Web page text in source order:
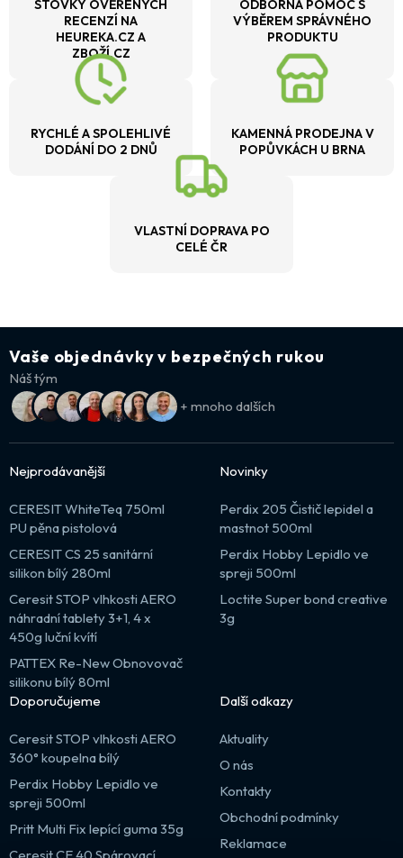
STOVKY OVĚŘENÝCH
RECENZÍ NA
HEUREKA.CZ A
ZBOŽÍ.CZ
ODBORNÁ POMOC S
VÝBĚREM SPRÁVNÉHO
PRODUKTU
RYCHLÉ A SPOLEHLIVÉ
DODÁNÍ DO 2 DNŮ
KAMENNÁ PRODEJNA V
POPŮVKÁCH U BRNA
VLASTNÍ DOPRAVA PO
CELÉ ČR
Vaše objednávky v bezpečných rukou
Náš tým
+ mnoho dalších
Nejprodávanější
CERESIT WhiteTeq 750ml
PU pěna pistolová
CERESIT CS 25 sanitární
silikon bílý 280ml
Ceresit STOP vlhkosti AERO
náhradní tablety 3+1, 4 x
450g luční kvítí
PATTEX Re-New Obnovovač
silikonu bílý 80ml
Novinky
Perdix 205 Čistič lepidel a
mastnot 500ml
Perdix Hobby Lepidlo ve
spreji 500ml
Loctite Super bond creative
3g
Doporučujeme
Ceresit STOP vlhkosti AERO
360° koupelna bílý
Perdix Hobby Lepidlo ve
spreji 500ml
Pritt Multi Fix lepící guma 35g
Ceresit CE 40 Spárovací
Další odkazy
Aktuality
O nás
Kontakty
Obchodní podmínky
Reklamace